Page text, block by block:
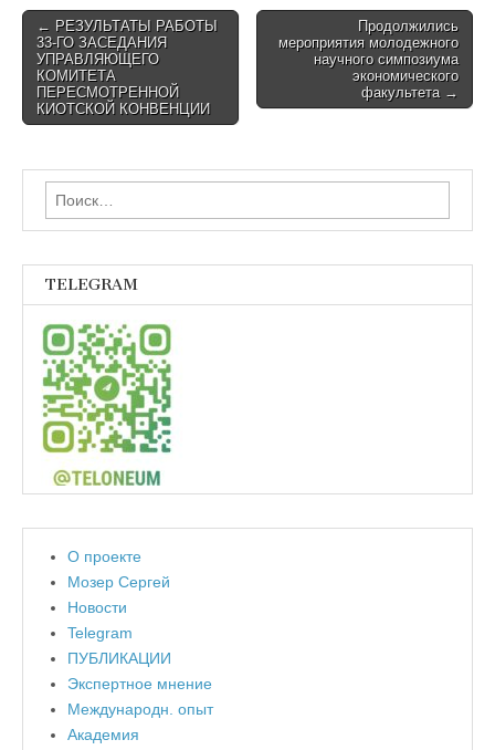
Post
navigation
← РЕЗУЛЬТАТЫ РАБОТЫ
33-ГО ЗАСЕДАНИЯ
УПРАВЛЯЮЩЕГО
КОМИТЕТА
ПЕРЕСМОТРЕННОЙ
КИОТСКОЙ КОНВЕНЦИИ
Продолжились
мероприятия молодежного
научного симпозиума
экономического
факультета →
Найти:
TELEGRAM
О проекте
Мозер Сергей
Новости
Telegram
ПУБЛИКАЦИИ
Экспертное мнение
Международн. опыт
Академия